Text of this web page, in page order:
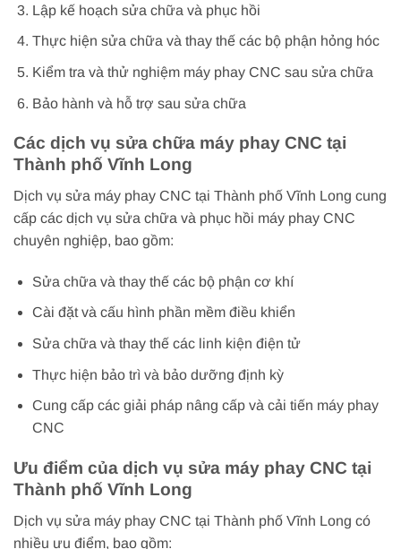
Lập kế hoạch sửa chữa và phục hồi
Thực hiện sửa chữa và thay thế các bộ phận hỏng hóc
Kiểm tra và thử nghiệm máy phay CNC sau sửa chữa
Bảo hành và hỗ trợ sau sửa chữa
Các dịch vụ sửa chữa máy phay CNC tại
Thành phố Vĩnh Long
Dịch vụ sửa máy phay CNC tại Thành phố Vĩnh Long cung
cấp các dịch vụ sửa chữa và phục hồi máy phay CNC
chuyên nghiệp, bao gồm:
Sửa chữa và thay thế các bộ phận cơ khí
Cài đặt và cấu hình phần mềm điều khiển
Sửa chữa và thay thế các linh kiện điện tử
Thực hiện bảo trì và bảo dưỡng định kỳ
Cung cấp các giải pháp nâng cấp và cải tiến máy phay
CNC
Ưu điểm của dịch vụ sửa máy phay CNC tại
Thành phố Vĩnh Long
Dịch vụ sửa máy phay CNC tại Thành phố Vĩnh Long có
nhiều ưu điểm, bao gồm: